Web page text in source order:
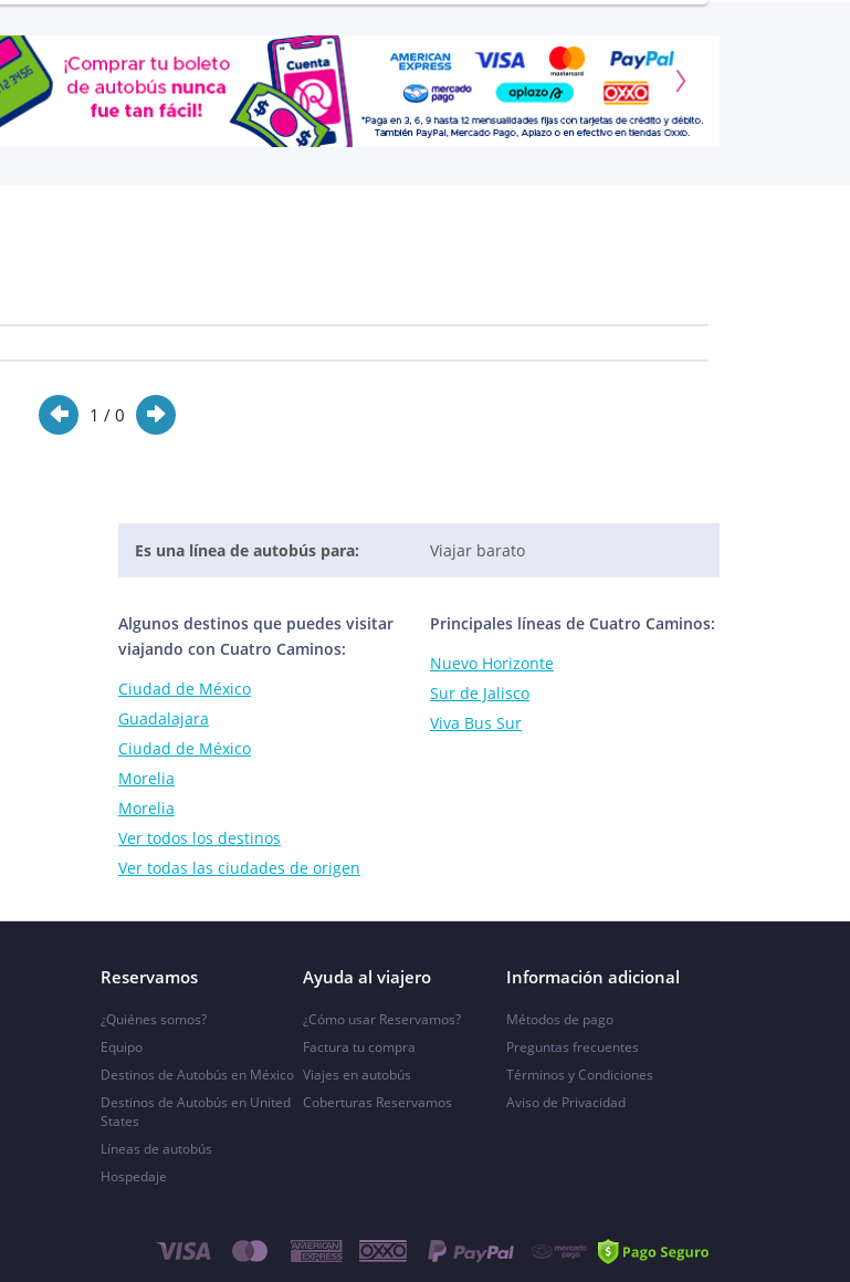
1 / 0
Es una línea de autobús para: Viajar barato
Algunos destinos que puedes visitar
viajando con Cuatro Caminos:
Ciudad de México
Guadalajara
Ciudad de México
Morelia
Morelia
Ver todos los destinos
Ver todas las ciudades de origen
Principales líneas de Cuatro Caminos:
Nuevo Horizonte
Sur de Jalisco
Viva Bus Sur
Reservamos
¿Quiénes somos?
Equipo
Destinos de Autobús en México
Destinos de Autobús en United
States
Líneas de autobús
Hospedaje
Ayuda al viajero
¿Cómo usar Reservamos?
Factura tu compra
Viajes en autobús
Coberturas Reservamos
Información adicional
Métodos de pago
Preguntas frecuentes
Términos y Condiciones
Aviso de Privacidad